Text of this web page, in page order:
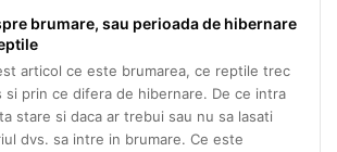
brumare, sau perioada de hibernare
articol ce este brumarea, ce reptile trec
si prin ce difera de hibernare. De ce intra
stare si daca ar trebui sau nu sa lasati
dvs. sa intre in brumare. Ce este